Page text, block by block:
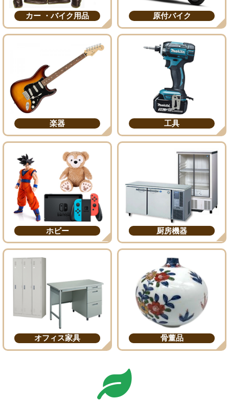
カー ・バイク用品 原付バイク
楽器 工具
ホビー 厨房機器
オフィス家具 骨董品